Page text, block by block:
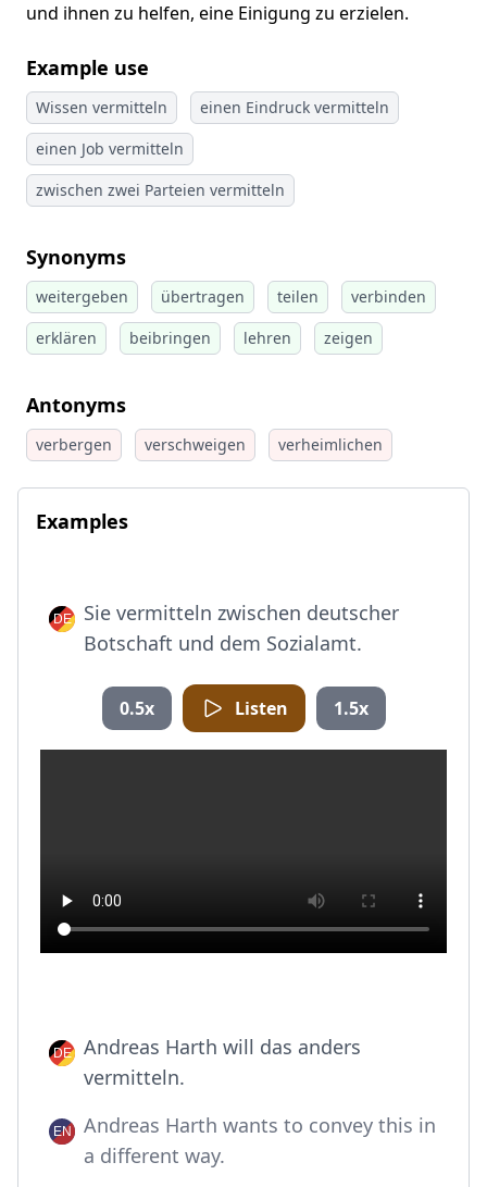
und ihnen zu helfen, eine Einigung zu erzielen.
Example use
Wissen vermitteln
einen Eindruck vermitteln
einen Job vermitteln
zwischen zwei Parteien vermitteln
Synonyms
weitergeben übertragen teilen
verbinden
erklären
beibringen lehren zeigen
Antonyms
verbergen verschweigen verheimlichen
Examples
Sie vermitteln zwischen deutscher
Botschaft und dem Sozialamt.
0.5x Listen 1.5x
Andreas Harth will das anders
vermitteln.
Andreas Harth wants to convey this in
a different way.